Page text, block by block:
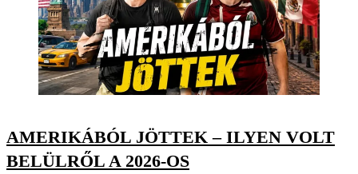
AMERIKÁBÓL JÖTTEK – ILYEN VOLT
BELÜLRŐL A 2026-OS